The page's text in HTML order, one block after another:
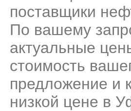
поставщики
По вашему
актуальные
стоимость
предложение и
низкой цене в